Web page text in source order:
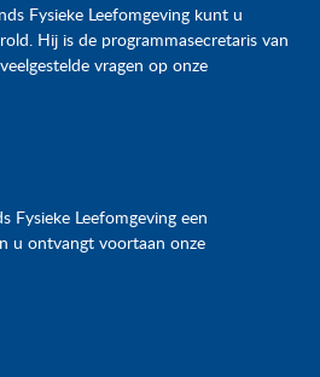
Fysieke Leefomgeving kunt u
Hij is de programmasecretaris van
vragen op onze
Fysieke Leefomgeving een
u ontvangt voortaan onze